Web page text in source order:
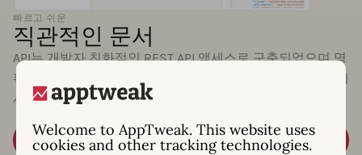
Welcome to AppTweak. This website uses
cookies and other tracking technologies.
빠르고 쉬운
직관적인 문서
API는 개발자 친화적인 REST API 액세스로 구축되었으며 명
확하고 직관적인 문서로 지원되므로 AppTweak 데이터를 귀
사의 제품에 쉽게 통합할 수 있습니다.
문서 보기